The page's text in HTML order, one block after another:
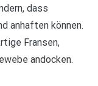
dass
anhaften können.
Fransen,
andocken.